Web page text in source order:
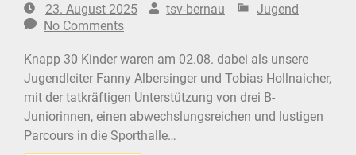
23. August 2025 tsv-bernau
Jugend
No Comments
Knapp 30 Kinder waren am 02.08. dabei als unsere
Jugendleiter Fanny Albersinger und Tobias Hollnaicher,
mit der tatkräftigen Unterstützung von drei B-
Juniorinnen, einen abwechslungsreichen und lustigen
Parcours in die Sporthalle…